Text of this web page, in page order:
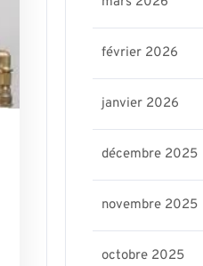
février 2026
janvier 2026
décembre 2025
novembre 2025
octobre 2025